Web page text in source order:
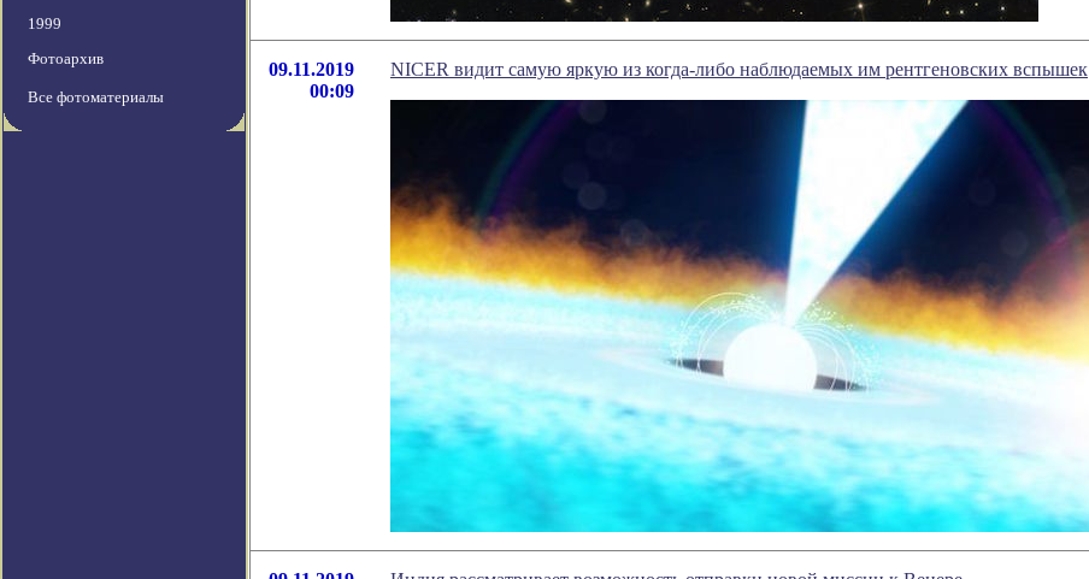
1999
Фотоархив
Все фотоматериалы
09.11.2019
00:09
NICER видит самую яркую из когда-либо наблюдаемых им рентгеновских вспышек